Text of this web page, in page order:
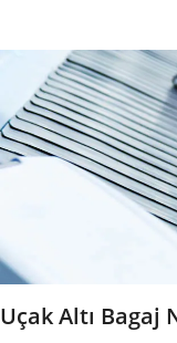
Uçak Altı Bagaj